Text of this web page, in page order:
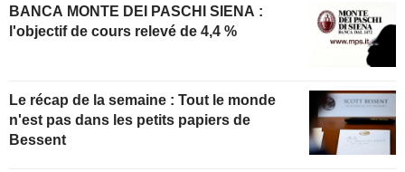
BANCA MONTE DEI PASCHI SIENA :
l'objectif de cours relevé de 4,4 %
Le récap de la semaine : Tout le monde
n'est pas dans les petits papiers de
Bessent